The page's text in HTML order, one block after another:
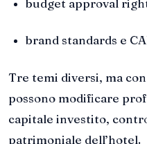
brand standards e
Tre temi diversi, ma
possono modificare
capitale investito,
patrimoniale dell’hotel.